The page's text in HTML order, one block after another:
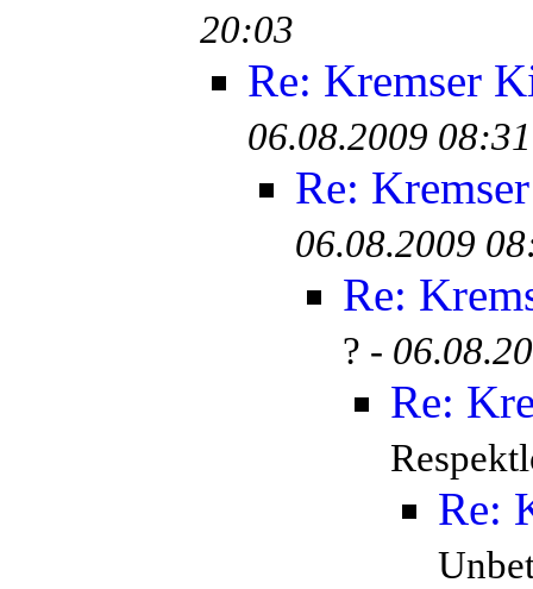
20:03
Re: Kremser
06.08.2009 08:31
Re:
06.08.2009
Re:
? -
Re:
Re: